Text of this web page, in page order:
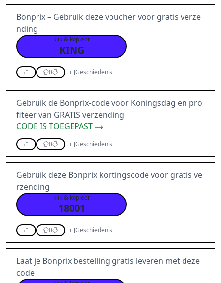
Bonprix – Gebruik deze voucher voor gratis verze
nding
klik & kopieer
KING
0 [+]Geschiedenis
Gebruik de Bonprix-code voor Koningsdag en pro
fiteer van GRATIS verzending
CODE IS TOEGEPAST
0 [+]Geschiedenis
Gebruik deze Bonprix kortingscode voor gratis ve
rzending
klik & kopieer
18001
0 [+]Geschiedenis
Laat je Bonprix bestelling gratis leveren met deze
code